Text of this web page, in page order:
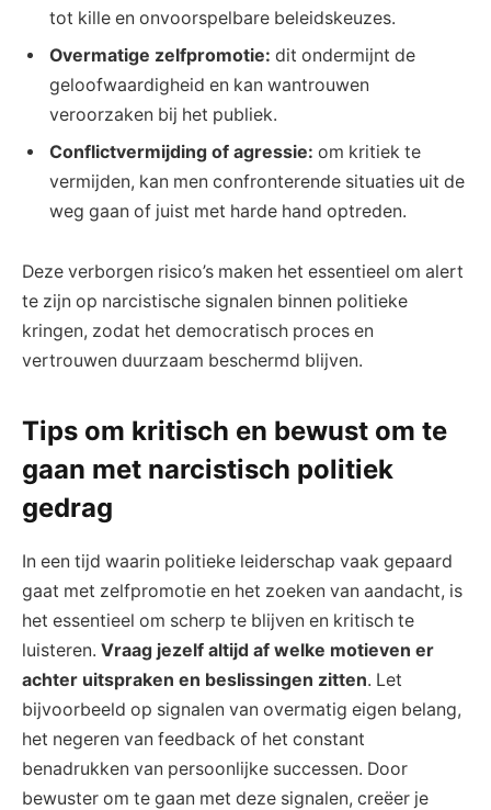
tot kille en onvoorspelbare beleidskeuzes.
Overmatige zelfpromotie: dit ondermijnt de
geloofwaardigheid en kan wantrouwen
veroorzaken bij het publiek.
Conflictvermijding of agressie: om kritiek te
vermijden, kan men confronterende situaties uit de
weg gaan of juist met harde hand optreden.
Deze verborgen risico’s maken het essentieel om alert
te zijn op narcistische signalen binnen politieke
kringen, zodat het democratisch proces en
vertrouwen duurzaam beschermd blijven.
Tips om kritisch en bewust om te
gaan met narcistisch politiek
gedrag
In een tijd waarin politieke leiderschap vaak gepaard
gaat met zelfpromotie en het zoeken van aandacht, is
het essentieel om scherp te blijven en kritisch te
luisteren. Vraag jezelf altijd af welke motieven er
achter uitspraken en beslissingen zitten. Let
bijvoorbeeld op signalen van overmatig eigen belang,
het negeren van feedback of het constant
benadrukken van persoonlijke successen. Door
bewuster om te gaan met deze signalen, creëer je